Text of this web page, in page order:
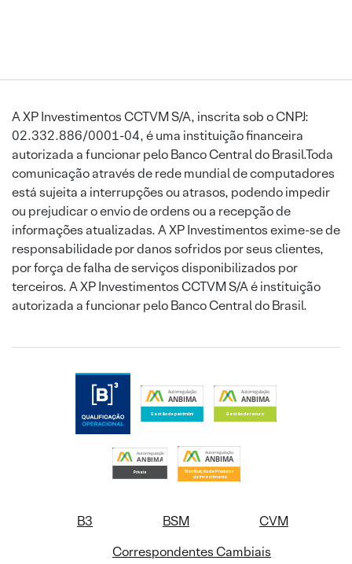
A XP Investimentos CCTVM S/A, inscrita sob o CNPJ:
02.332.886/0001-04, é uma instituição financeira
autorizada a funcionar pelo Banco Central do Brasil.Toda
comunicação através de rede mundial de computadores
está sujeita a interrupções ou atrasos, podendo impedir
ou prejudicar o envio de ordens ou a recepção de
informações atualizadas. A XP Investimentos exime-se de
responsabilidade por danos sofridos por seus clientes,
por força de falha de serviços disponibilizados por
terceiros. A XP Investimentos CCTVM S/A é instituição
autorizada a funcionar pelo Banco Central do Brasil.
B3 BSM
CVM
Correspondentes Cambiais